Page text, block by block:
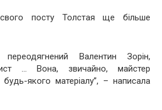
посту Толстая ще більше
Валентин Зорін,
… Вона, звичайно, майстер
якого матеріалу”, – написала